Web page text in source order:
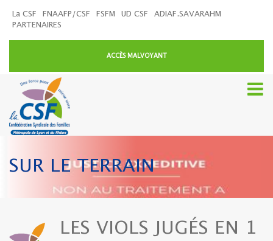
La CSF FNAAFP/CSF FSFM UD CSF
ADIAF.SAVARAHM
PARTENAIRES
ACCÈS MALVOYANT
SUR LE TERRAIN
LES VIOLS JUGÉS EN 1